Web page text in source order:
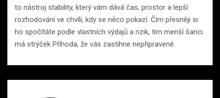
to nástroj stability, který vám dává čas, prostor a lepší
rozhodování ve chvíli, kdy se něco pokazí. Čím přesněji si
ho spočítáte podle vlastních výdajů a rizik, tím menší šanci
má strýček Příhoda, že vás zastihne nepřipravené.